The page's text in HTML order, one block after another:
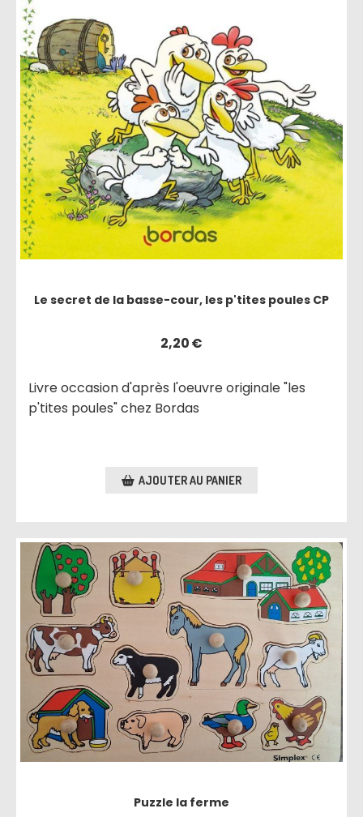
Le secret de la basse-cour, les p'tites poules CP
2,20€
Livre occasion d'après l'oeuvre originale "les
p'tites poules" chez Bordas
AJOUTER AU PANIER
Puzzle la ferme